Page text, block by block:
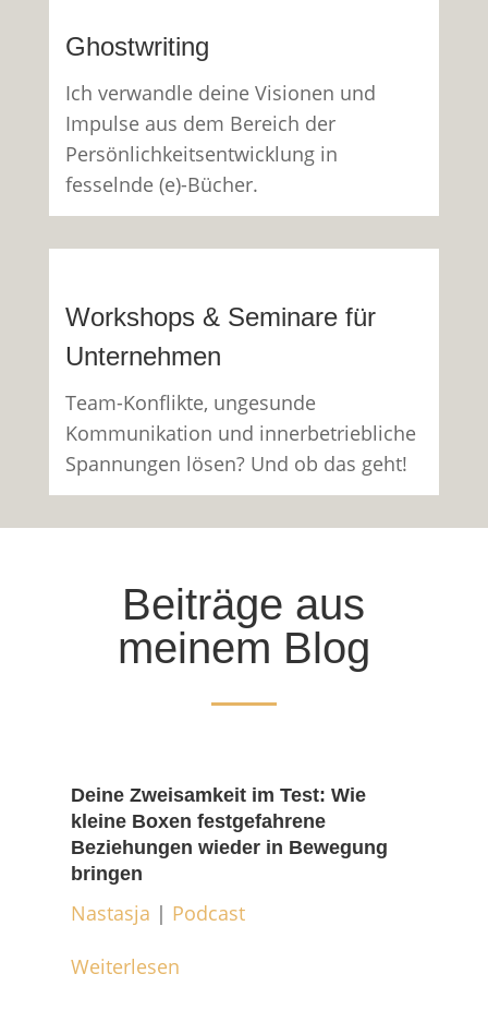
Ghostwriting
Ich verwandle deine Visionen und
Impulse aus dem Bereich der
Persönlichkeitsentwicklung in
fesselnde (e)-Bücher.
Workshops & Seminare für
Unternehmen
Team-Konflikte, ungesunde
Kommunikation und innerbetriebliche
Spannungen lösen? Und ob das geht!
Beiträge aus
meinem Blog
Deine Zweisamkeit im Test: Wie
kleine Boxen festgefahrene
Beziehungen wieder in Bewegung
bringen
Nastasja | Podcast
Weiterlesen